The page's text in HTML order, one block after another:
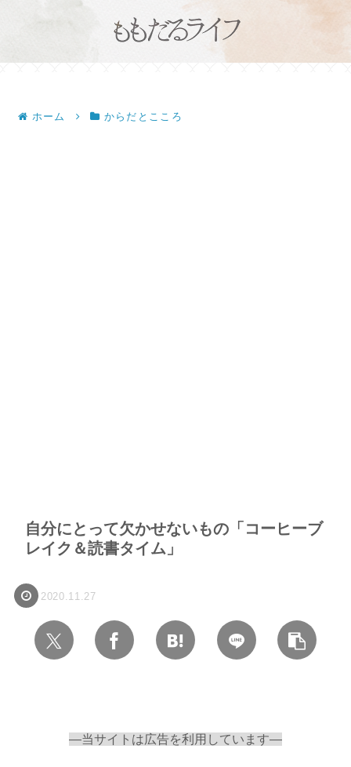
ホーム からだとこころ
自分にとって欠かせないもの「コーヒーブ
レイク＆読書タイム」
2020.11.27
—当サイトは広告を利用しています—